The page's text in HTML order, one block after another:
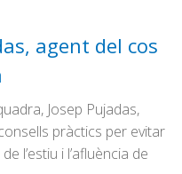
agent del cos
Josep Pujadas,
pràctics per evitar
l’estiu i l’afluència de